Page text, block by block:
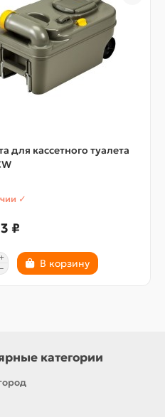
для кассетного туалета
✓
₽
В корзину
категории